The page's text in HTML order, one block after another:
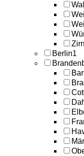
Berlin1